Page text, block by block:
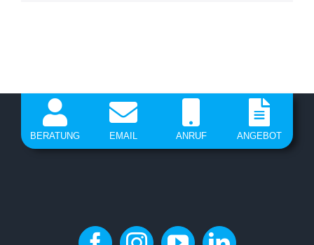
BERATUNG EMAIL ANRUF ANGEBOT